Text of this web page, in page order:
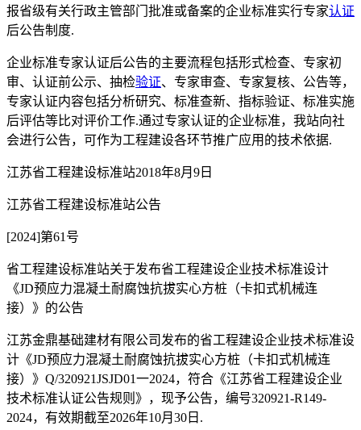
报省级有关行政主管部门批准或备案的企业标准实行专家认证
后公告制度.
企业标准专家认证后公告的主要流程包括形式检查、专家初
审、认证前公示、抽检验证、专家审查、专家复核、公告等，
专家认证内容包括分析研究、标准查新、指标验证、标准实施
后评估等比对评价工作.通过专家认证的企业标准，我站向社
会进行公告，可作为工程建设各环节推广应用的技术依据.
江苏省工程建设标准站2018年8月9日
江苏省工程建设标准站公告
[2024]第61号
省工程建设标准站关于发布省工程建设企业技术标准设计
《JD预应力混凝土耐腐蚀抗拔实心方桩（卡扣式机械连
接）》的公告
江苏金鼎基础建材有限公司发布的省工程建设企业技术标准设
计《JD预应力混凝土耐腐蚀抗拔实心方桩（卡扣式机械连
接）》Q/320921JSJD01一2024，符合《江苏省工程建设企业
技术标准认证公告规则》，现予公告，编号320921-R149-
2024，有效期截至2026年10月30日.